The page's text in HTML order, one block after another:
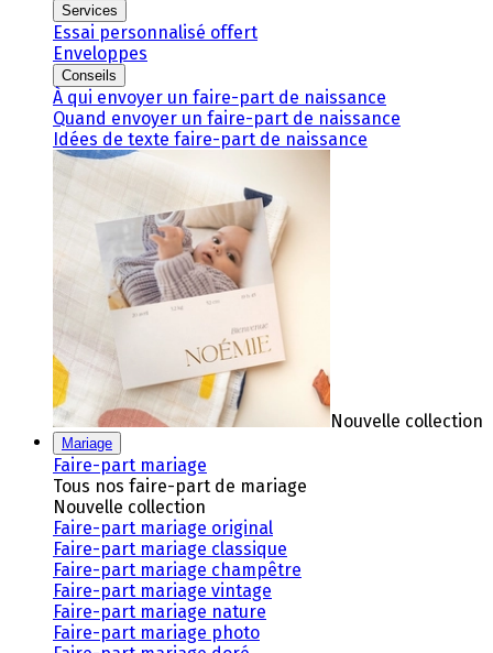
Services
Essai personnalisé offert
Enveloppes
Conseils
À qui envoyer un faire-part de naissance
Quand envoyer un faire-part de naissance
Idées de texte faire-part de naissance
Nouvelle collection
Mariage
Faire-part mariage
Tous nos faire-part de mariage
Nouvelle collection
Faire-part mariage original
Faire-part mariage classique
Faire-part mariage champêtre
Faire-part mariage vintage
Faire-part mariage nature
Faire-part mariage photo